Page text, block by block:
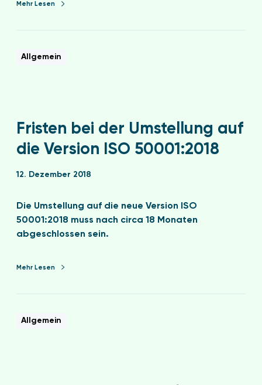
Mehr Lesen
Allgemein
Fristen bei der Umstellung auf
die Version ISO 50001:2018
12. Dezember 2018
Die Umstellung auf die neue Version ISO
50001:2018 muss nach circa 18 Monaten
abgeschlossen sein.
Mehr Lesen
Allgemein